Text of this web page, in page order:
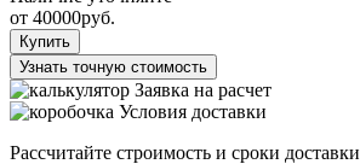
от 40000руб.
Купить
Узнать точную стоимость
Заявка на расчет
Условия доставки
Рассчитайте строимость и сроки доставки